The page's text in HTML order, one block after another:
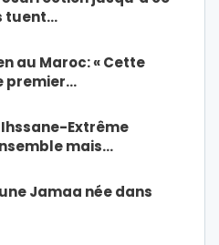
tuent…
au Maroc: « Cette
premier…
Extrême
mais…
Jamaa née dans